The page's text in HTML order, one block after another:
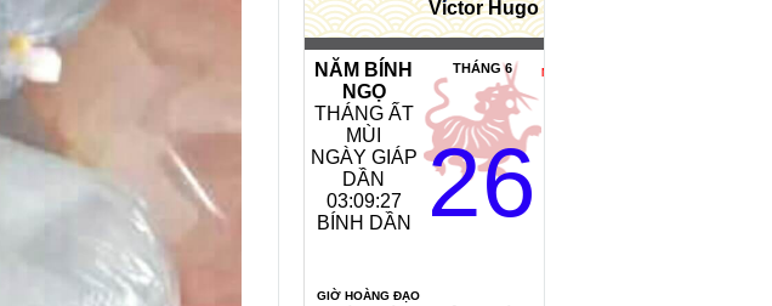
Victor Hugo
NĂM BÍNH
NGỌ
THÁNG ẤT
MÙI
NGÀY GIÁP
DẦN
03:09:28
BÍNH DẦN
THÁNG 6
26
NGÀY HOÀNG ĐẠO *
GIỜ HOÀNG ĐẠO